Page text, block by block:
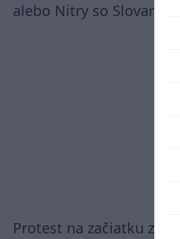
alebo Nitry so Slovanom
Protest na začiatku